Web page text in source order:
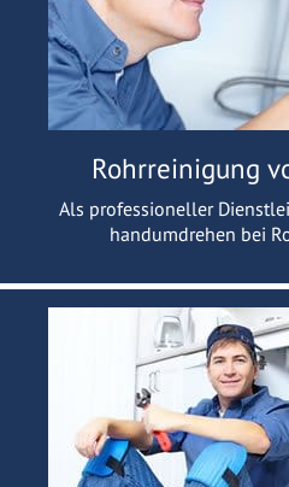
Rohrreinigung
Als professioneller
handumdrehen bei